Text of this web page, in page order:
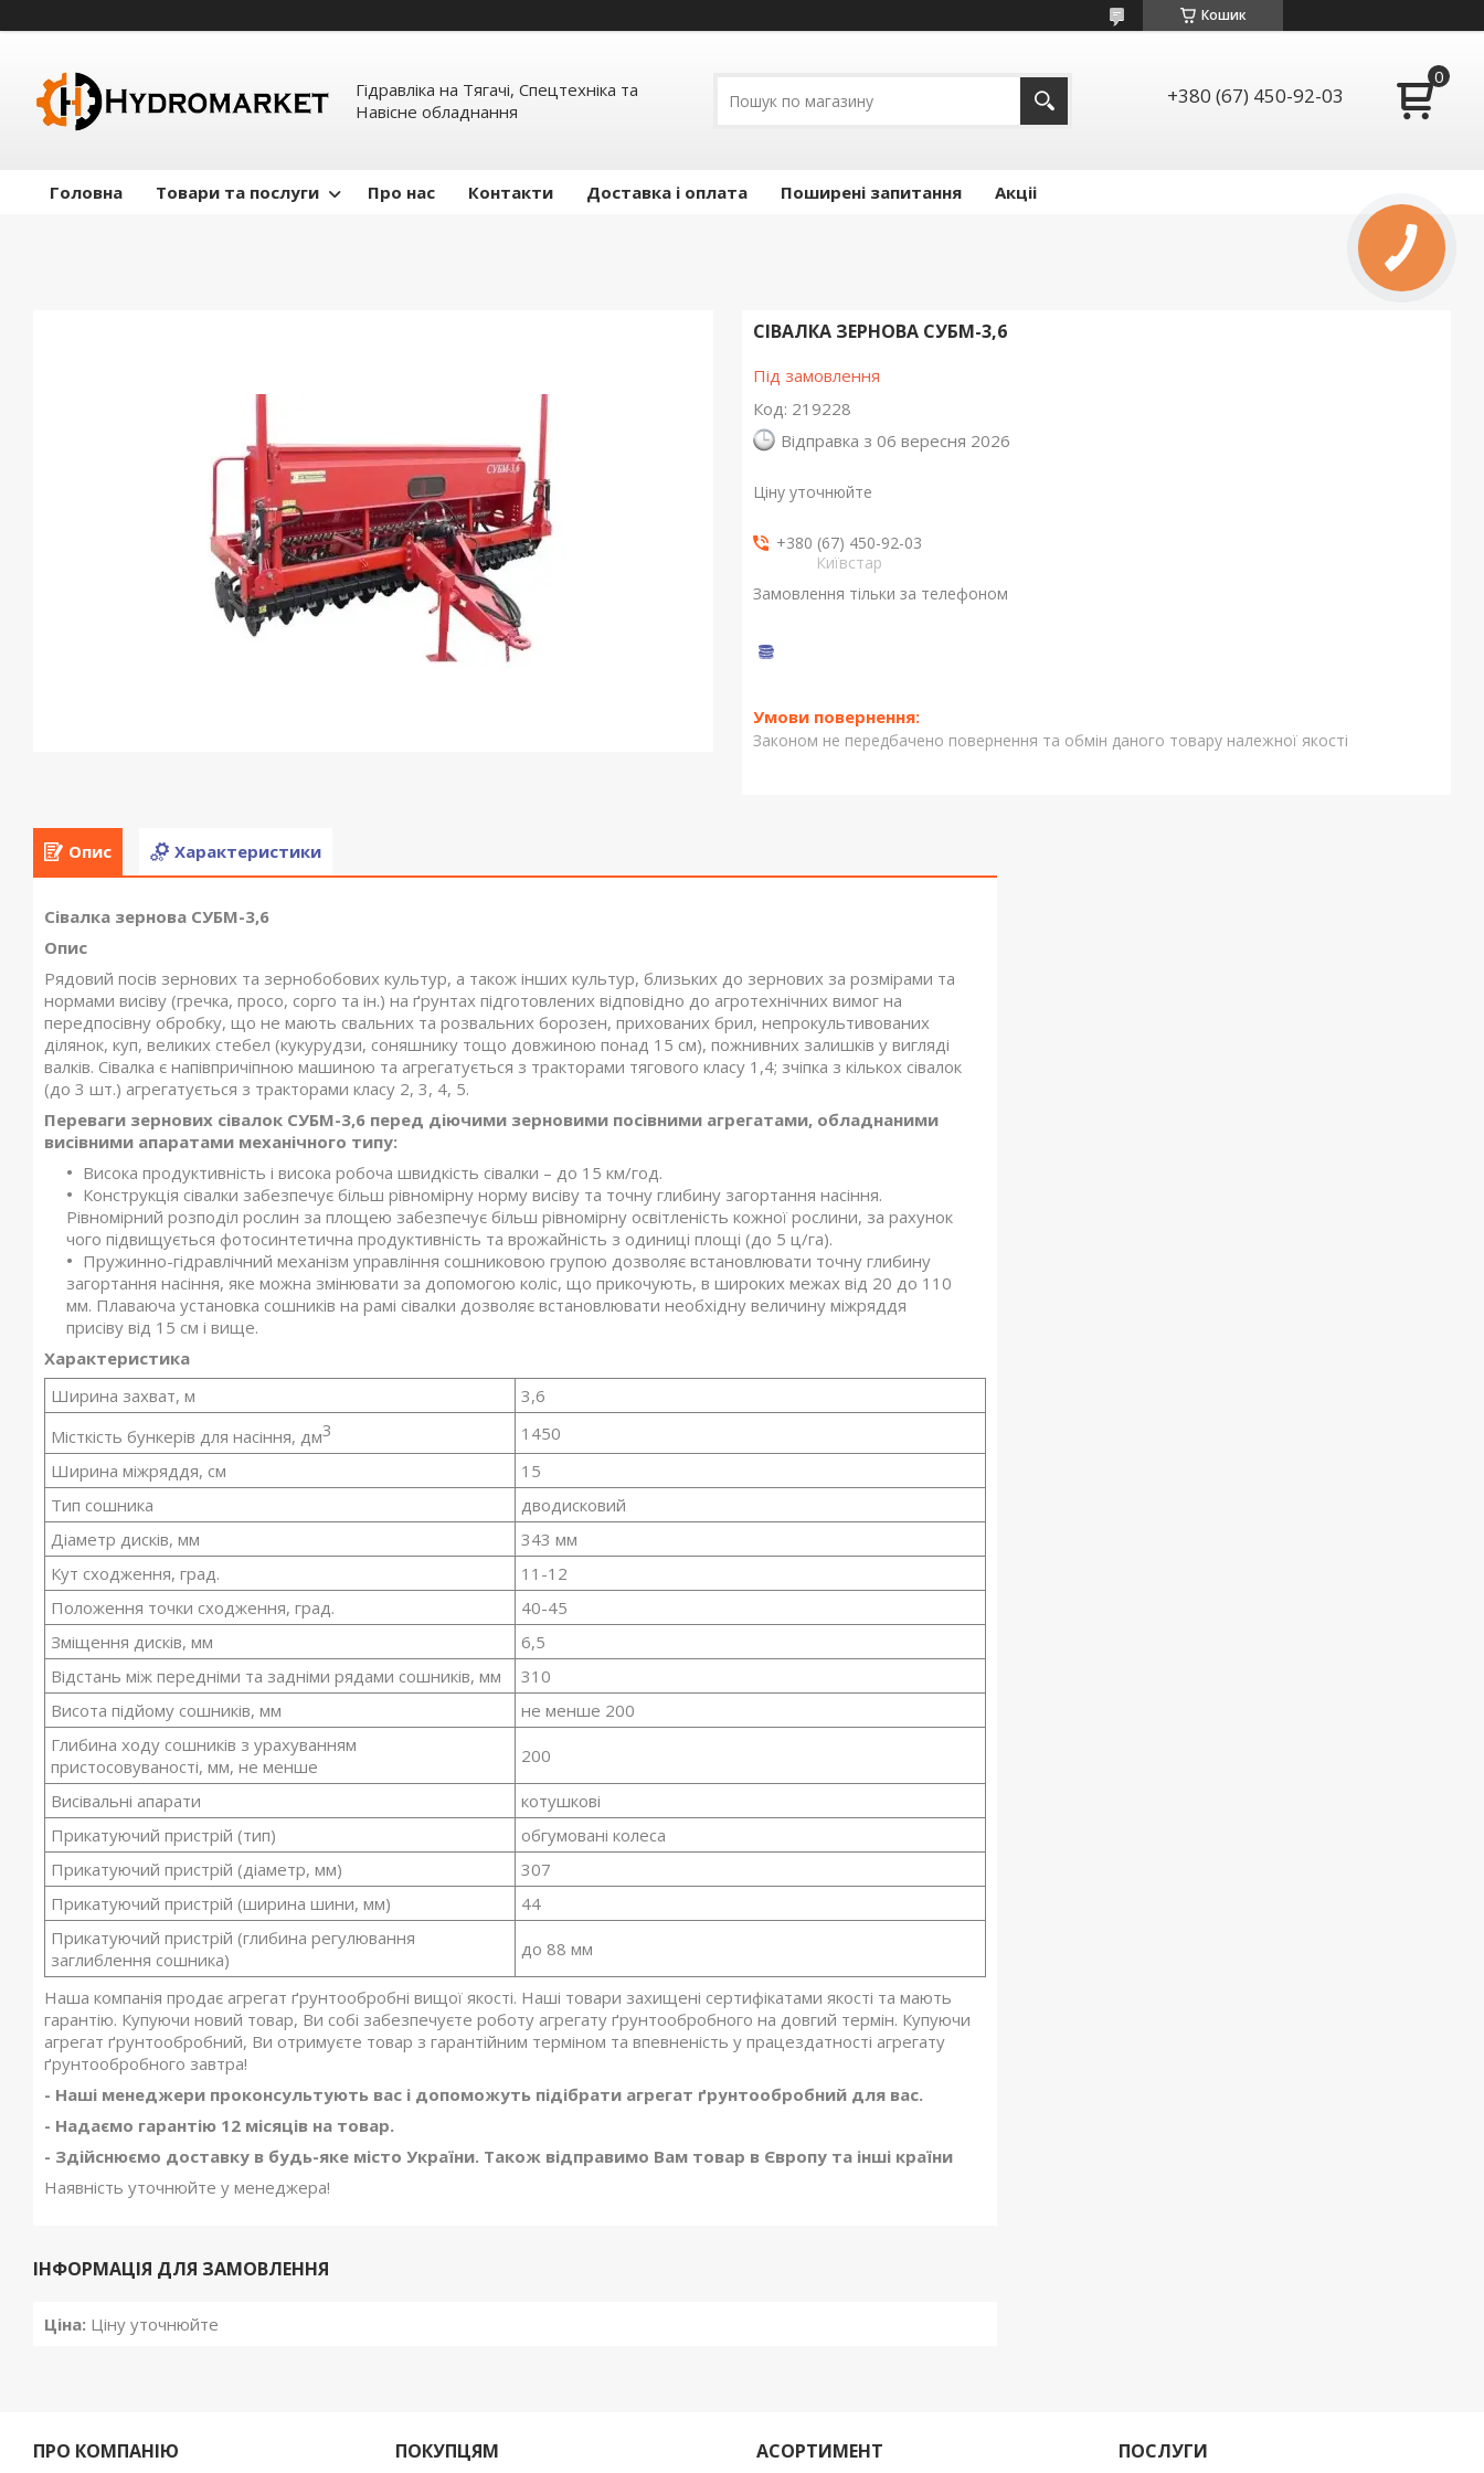
Кошик
Гідравліка на Тягачі, Спецтехніка та
Навісне обладнання
+380 (67) 450-92-03
Головна Товари та послуги Про нас Контакти Доставка і оплата Поширені запитання Акціі
СІВАЛКА ЗЕРНОВА СУБМ-3,6
Під замовлення
Код: 219228
Відправка з 06 вересня 2026
Ціну уточнюйте
+380 (67) 450-92-03
Київстар
Замовлення тільки за телефоном
Законом не передбачено повернення та обмін даного товару належної якості
Опис Характеристики
Сівалка зернова СУБМ-3,6
Опис
Рядовий посів зернових та зернобобових культур, а також інших культур, близьких до зернових за розмірами та
нормами висіву (гречка, просо, сорго та ін.) на ґрунтах підготовлених відповідно до агротехнічних вимог на
передпосівну обробку, що не мають свальних та розвальних борозен, прихованих брил, непрокультивованих
ділянок, куп, великих стебел (кукурудзи, соняшнику тощо довжиною понад 15 см), пожнивних залишків у вигляді
валків. Сівалка є напівпричіпною машиною та агрегатується з тракторами тягового класу 1,4; зчіпка з кількох сівалок
(до 3 шт.) агрегатується з тракторами класу 2, 3, 4, 5.
Переваги зернових сівалок СУБМ-3,6 перед діючими зерновими посівними агрегатами, обладнаними
висівними апаратами механічного типу:
Висока продуктивність і висока робоча швидкість сівалки – до 15 км/год.
Конструкція сівалки забезпечує більш рівномірну норму висіву та точну глибину загортання насіння.
Рівномірний розподіл рослин за площею забезпечує більш рівномірну освітленість кожної рослини, за рахунок
чого підвищується фотосинтетична продуктивність та врожайність з одиниці площі (до 5 ц/га).
Пружинно-гідравлічний механізм управління сошниковою групою дозволяє встановлювати точну глибину
загортання насіння, яке можна змінювати за допомогою коліс, що прикочують, в широких межах від 20 до 110
мм. Плаваюча установка сошників на рамі сівалки дозволяє встановлювати необхідну величину міжряддя
присіву від 15 см і вище.
Характеристика
Ширина захват, м
3,6
Місткість бункерів для насіння, дм3
1450
Ширина міжряддя, см
15
Тип сошника
дводисковий
Діаметр дисків, мм
343 мм
Кут сходження, град.
11-12
Положення точки сходження, град.
40-45
Зміщення дисків, мм
6,5
Відстань між передніми та задніми рядами сошників, мм
310
Висота підйому сошників, мм
не менше 200
Глибина ходу сошників з урахуванням
пристосовуваності, мм, не менше
200
Висівальні апарати
котушкові
Прикатуючий пристрій (тип)
обгумовані колеса
Прикатуючий пристрій (діаметр, мм)
307
Прикатуючий пристрій (ширина шини, мм)
44
Прикатуючий пристрій (глибина регулювання
заглиблення сошника)
до 88 мм
Наша компанія продає агрегат ґрунтообробні вищої якості. Наші товари захищені сертифікатами якості та мають
гарантію. Купуючи новий товар, Ви собі забезпечуєте роботу агрегату ґрунтообробного на довгий термін. Купуючи
агрегат ґрунтообробний, Ви отримуєте товар з гарантійним терміном та впевненість у працездатності агрегату
ґрунтообробного завтра!
- Наші менеджери проконсультують вас і допоможуть підібрати агрегат ґрунтообробний для вас.
- Надаємо гарантію 12 місяців на товар.
- Здійснюємо доставку в будь-яке місто України. Також відправимо Вам товар в Європу та інші країни
Наявність уточнюйте у менеджера!
ІНФОРМАЦІЯ ДЛЯ ЗАМОВЛЕННЯ
Ціна: Ціну уточнюйте
ПРО КОМПАНІЮ ПОКУПЦЯМ АСОРТИМЕНТ ПОСЛУГИ